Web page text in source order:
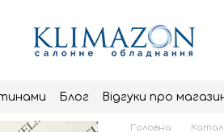
Блог Відгуки про
Головна